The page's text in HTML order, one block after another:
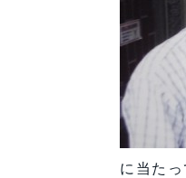
に当た